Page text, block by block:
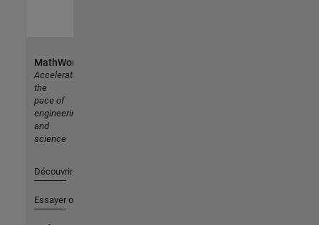
MathWorks
Accelerating
the
pace of
engineering
and
science
Découvrir les produits
Essayer ou acheter